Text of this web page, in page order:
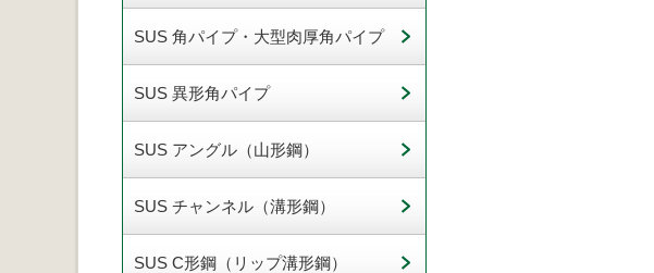
SUS 角パイプ・大型肉厚角パイプ
SUS 異形角パイプ
SUS アングル（山形鋼）
SUS チャンネル（溝形鋼）
SUS C形鋼（リップ溝形鋼）